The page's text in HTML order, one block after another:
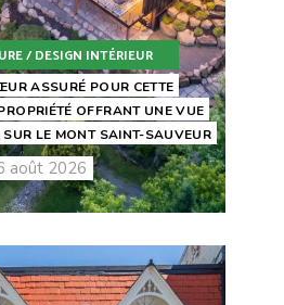
/ DESIGN INTÉRIEUR
ASSURÉ POUR CETTE
OFFRANT UNE VUE
SUR LE MONT SAINT-SAUVEUR
août 2026